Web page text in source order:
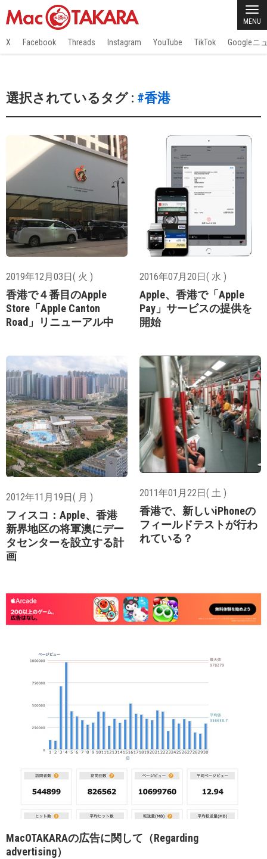
MENU
X Facebook Threads Instagram YouTube TikTok Googleニ
選択されているタグ : #香港
2019年12月03日( 火 )
香港で４番目のApple
Store「Apple Canton
Road」リニューアル中
2016年07月20日( 水 )
Apple、香港で「Apple
Pay」サービスの提供を
開始
2012年11月19日( 月 )
フィスコ：Apple、香港
新界地区の将軍澳にデー
タセンターを設立する計
画
2011年01月22日( 土 )
香港で、新しいiPhoneの
フィールドテストが行わ
れている？
MacOTAKARAの広告に関して（Regarding
advertising）